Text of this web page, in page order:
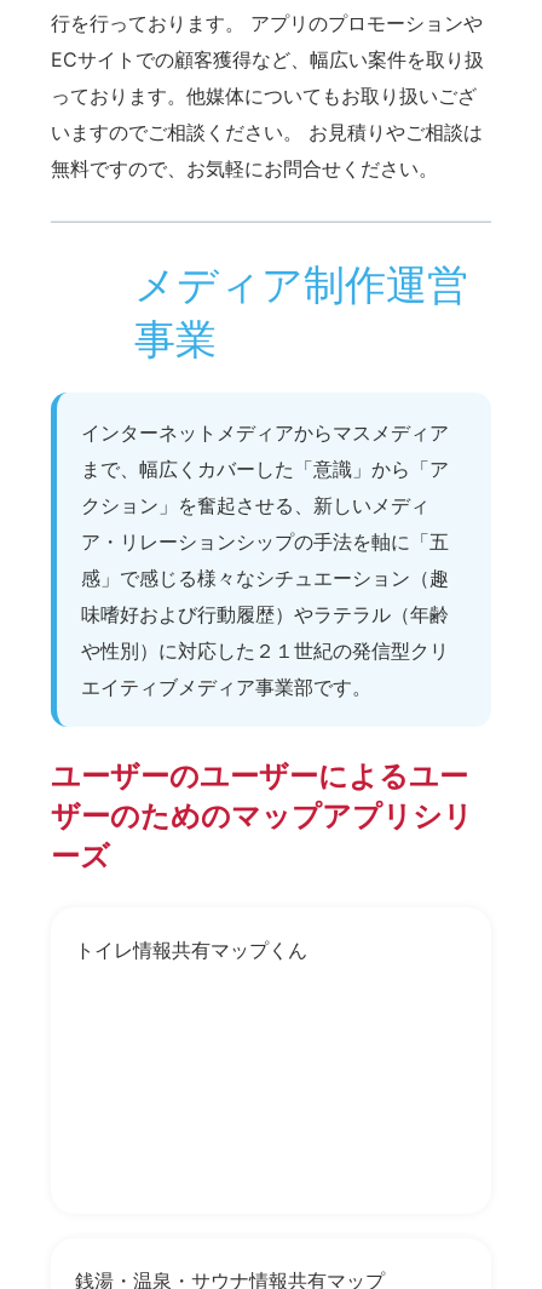
行を行っております。 アプリのプロモーションや
ECサイトでの顧客獲得など、幅広い案件を取り扱
っております。他媒体についてもお取り扱いござ
いますのでご相談ください。 お見積りやご相談は
無料ですので、お気軽にお問合せください。
メディア制作運営
事業
インターネットメディアからマスメディア
まで、幅広くカバーした「意識」から「ア
クション」を奮起させる、新しいメディ
ア・リレーションシップの手法を軸に「五
感」で感じる様々なシチュエーション（趣
味嗜好および行動履歴）やラテラル（年齢
や性別）に対応した２１世紀の発信型クリ
エイティブメディア事業部です。
ユーザーのユーザーによるユー
ザーのためのマップアプリシリ
ーズ
トイレ情報共有マップくん
銭湯・温泉・サウナ情報共有マップ